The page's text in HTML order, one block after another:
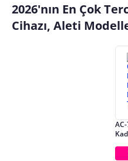
2026'nın En Çok
Cihazı, Aleti